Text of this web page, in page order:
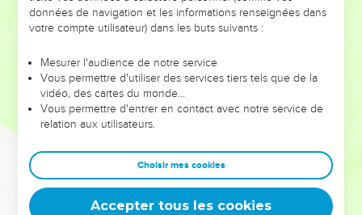
VOTRES ?
leur foi ou leur vision. Mais on voit moins les doutes, les erreurs
et les saisons difficiles qu'ils ont traversés, alors même que ce
sont elles qui les ont façonnés.
Dans cette conférence, leaders, entrepreneurs, et responsables
clés pour avancer avec plus de sagesse afin que leurs erreurs
deviennent vos tremplins. Que vous guidiez un ministère, une
équipe, un groupe ou une famille, leur expérience est faite
données de navigation et les informations renseignées dans
votre compte utilisateur) dans les buts suivants :
Mesurer l'audience de notre service
Vous permettre d'utiliser des services tiers tels que de la
vidéo, des cartes du monde…
Vous permettre d'entrer en contact avec notre service de
relation aux utilisateurs.
Choisir mes cookies
Accepter tous les cookies